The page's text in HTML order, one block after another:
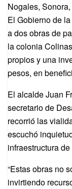
Nogales,
El Gobierno de
a dos obras de
la colonia
propios y una
pesos, en
El alcalde Juan
secretario de
recorrió las
escuchó
infraestructura
“Estas obras no
invirtiendo